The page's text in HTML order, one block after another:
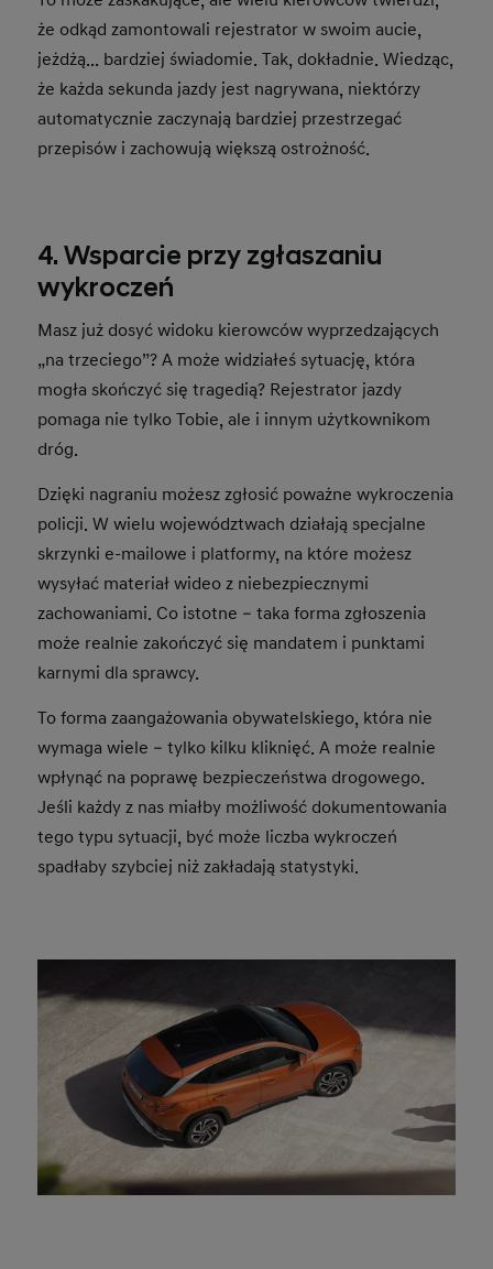
że odkąd zamontowali rejestrator w swoim aucie,
jeżdżą... bardziej świadomie. Tak, dokładnie. Wiedząc,
że każda sekunda jazdy jest nagrywana, niektórzy
automatycznie zaczynają bardziej przestrzegać
przepisów i zachowują większą ostrożność.
4. Wsparcie przy zgłaszaniu
wykroczeń
Masz już dosyć widoku kierowców wyprzedzających
„na trzeciego”? A może widziałeś sytuację, która
mogła skończyć się tragedią? Rejestrator jazdy
pomaga nie tylko Tobie, ale i innym użytkownikom
dróg.
Dzięki nagraniu możesz zgłosić poważne wykroczenia
policji. W wielu województwach działają specjalne
skrzynki e-mailowe i platformy, na które możesz
wysyłać materiał wideo z niebezpiecznymi
zachowaniami. Co istotne – taka forma zgłoszenia
może realnie zakończyć się mandatem i punktami
karnymi dla sprawcy.
To forma zaangażowania obywatelskiego, która nie
wymaga wiele – tylko kilku kliknięć. A może realnie
wpłynąć na poprawę bezpieczeństwa drogowego.
Jeśli każdy z nas miałby możliwość dokumentowania
tego typu sytuacji, być może liczba wykroczeń
spadłaby szybciej niż zakładają statystyki.